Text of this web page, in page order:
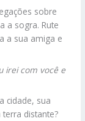
sobre
a sogra. Rute
a sua amiga e
irei com você e
cidade, sua
distante?